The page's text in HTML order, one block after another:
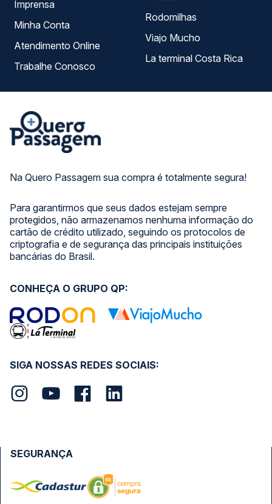
Na Quero Passagem sua compra é totalmente segura!
Para garantirmos que seus dados estejam sempre
protegidos, não armazenamos nenhuma informação do
cartão de crédito utilizado, seguindo os protocolos de
criptografia e de segurança das principais instituições
bancárias do Brasil.
Imprensa
Minha Conta
Atendimento Online
Trabalhe Conosco
Rodomilhas
Viajo Mucho
La terminal Costa Rica
SIGA NOSSAS REDES SOCIAIS:
CONHEÇA O GRUPO QP:
SEGURANÇA